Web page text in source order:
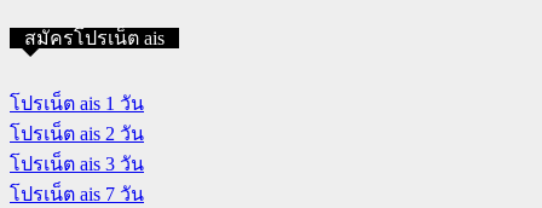
สมัครโปรเน็ต ais
โปรเน็ต ais 1 วัน
โปรเน็ต ais 2 วัน
โปรเน็ต ais 3 วัน
โปรเน็ต ais 7 วัน